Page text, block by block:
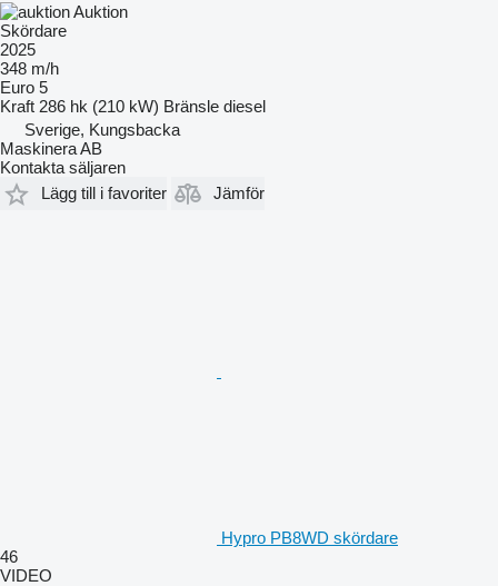
Auktion
Skördare
2025
348 m/h
Euro 5
Kraft 286 hk (210 kW) Bränsle diesel
Sverige, Kungsbacka
Maskinera AB
Kontakta säljaren
Lägg till i favoriter
Jämför
Hypro PB8WD skördare
46
VIDEO